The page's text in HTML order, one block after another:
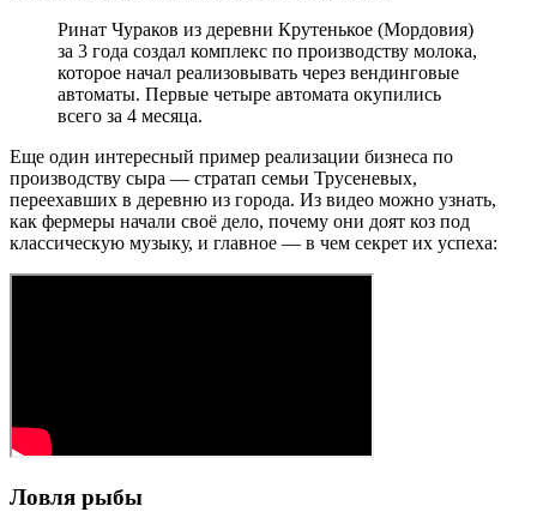
Ринат Чураков из деревни Крутенькое (Мордовия)
за 3 года создал комплекс по производству молока,
которое начал реализовывать через вендинговые
автоматы. Первые четыре автомата окупились
всего за 4 месяца.
Еще один интересный пример реализации бизнеса по
производству сыра — стратап семьи Трусеневых,
переехавших в деревню из города. Из видео можно узнать,
как фермеры начали своё дело, почему они доят коз под
классическую музыку, и главное — в чем секрет их успеха:
Ловля рыбы